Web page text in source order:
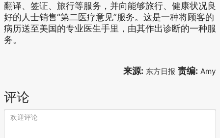
翻译、签证、旅行等服务，并向能够旅行、健康状况良
好的人士销售“第二医疗意见”服务。这是一种将顾客的
病历送至美国的专业医生手里，由其作出诊断的一种服
务。
来源: 东方日报 责编: Amy
评论